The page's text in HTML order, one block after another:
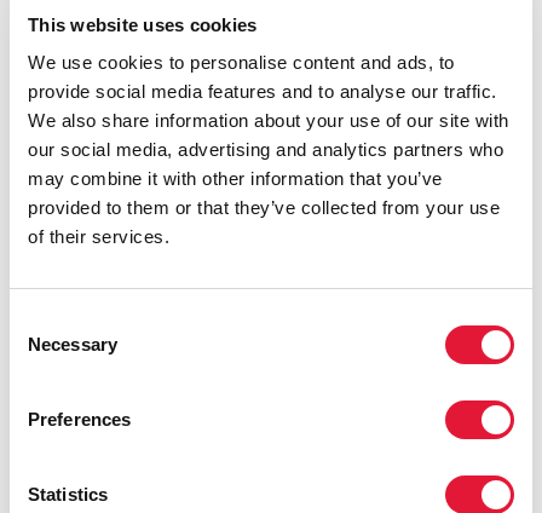
This website uses cookies
We use cookies to personalise content and ads, to
provide social media features and to analyse our traffic.
We also share information about your use of our site with
our social media, advertising and analytics partners who
may combine it with other information that you’ve
provided to them or that they’ve collected from your use
of their services.
Selection
Necessary
Preferences
Statistics
a las autoridades. Durante la investigación y el juicio,
no se garantizaron los derechos de intimidad de la
defensa en relación con su estado serológico, ya que
los investigadores, funcionarios, letrados y
magistrados pudieron solicitar información médica sin
garantías de acuerdo con lo establecido en el Código
de Salud”, señala Larisa Aleksandrova, abogada.
la república.”
personas condenadas por el artículo 125. Ahora que
todo el mundo sabe que vive con el VIH, Nargis está
dispuesta a luchar sin descanso por el derecho a vivir,
trabajar y amar, con independencia de su estado